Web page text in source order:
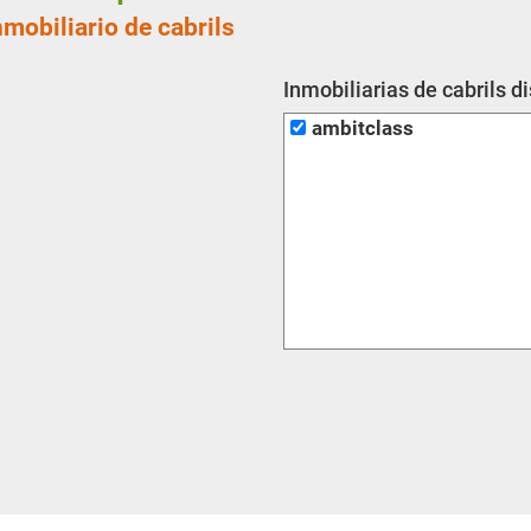
de cabrils
Inmobiliarias de cabrils
ambitclass